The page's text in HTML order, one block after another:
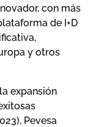
con más
de I+D
y otros
expansión
Pevesa